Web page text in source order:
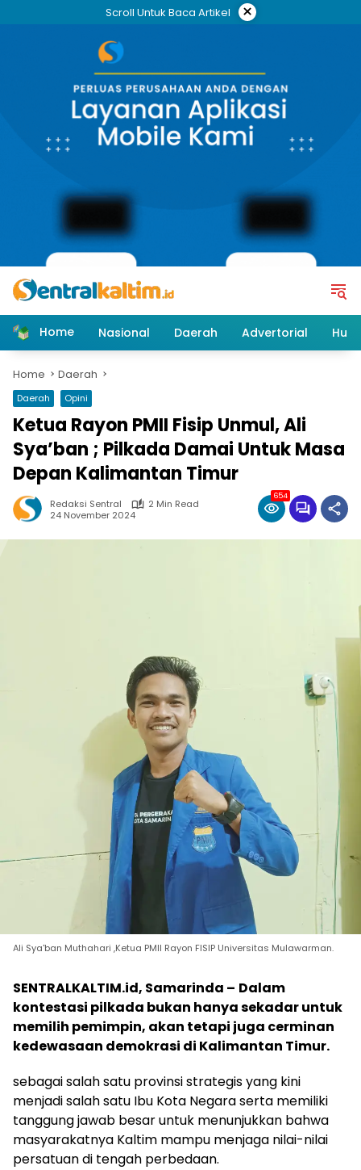
Scroll Untuk Baca Artikel ×
Home Nasional Daerah Advertorial
Home Daerah
Daerah Opini
Ketua Rayon PMII Fisip Unmul, Ali
Sya’ban ; Pilkada Damai Untuk Masa
Depan Kalimantan Timur
Redaksi Sentral
2 Min Read
24 November 2024
654
Ali Sya'ban Muthahari ,Ketua PMII Rayon FISIP Universitas Mulawarman.
SENTRALKALTIM.id, Samarinda – Dalam
kontestasi pilkada bukan hanya sekadar untuk
memilih pemimpin, akan tetapi juga cerminan
kedewasaan demokrasi di Kalimantan Timur.
sebagai salah satu provinsi strategis yang kini
menjadi salah satu Ibu Kota Negara serta memiliki
tanggung jawab besar untuk menunjukkan bahwa
masyarakatnya Kaltim mampu menjaga nilai-nilai
persatuan di tengah perbedaan.